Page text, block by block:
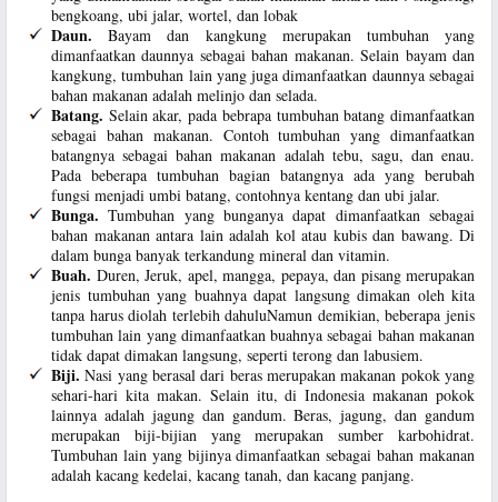
bengkoang, ubi jalar, wortel, dan lobak
Daun. Bayam dan kangkung merupakan tumbuhan yang
dimanfaatkan daunnya sebagai bahan makanan. Selain bayam dan
kangkung, tumbuhan lain yang juga dimanfaatkan daunnya sebagai
bahan makanan adalah melinjo dan selada.
Batang. Selain akar, pada bebrapa tumbuhan batang dimanfaatkan
sebagai bahan makanan. Contoh tumbuhan yang dimanfaatkan
batangnya sebagai bahan makanan adalah tebu, sagu, dan enau.
Pada beberapa tumbuhan bagian batangnya ada yang berubah
fungsi menjadi umbi batang, contohnya kentang dan ubi jalar.
Bunga. Tumbuhan yang bunganya dapat dimanfaatkan sebagai
bahan makanan antara lain adalah kol atau kubis dan bawang. Di
dalam bunga banyak terkandung mineral dan vitamin.
Buah. Duren, Jeruk, apel, mangga, pepaya, dan pisang merupakan
jenis tumbuhan yang buahnya dapat langsung dimakan oleh kita
tanpa harus diolah terlebih dahuluNamun demikian, beberapa jenis
tumbuhan lain yang dimanfaatkan buahnya sebagai bahan makanan
tidak dapat dimakan langsung, seperti terong dan labusiem.
Biji. Nasi yang berasal dari beras merupakan makanan pokok yang
sehari-hari kita makan. Selain itu, di Indonesia makanan pokok
lainnya adalah jagung dan gandum. Beras, jagung, dan gandum
merupakan biji-bijian yang merupakan sumber karbohidrat.
Tumbuhan lain yang bijinya dimanfaatkan sebagai bahan makanan
adalah kacang kedelai, kacang tanah, dan kacang panjang.